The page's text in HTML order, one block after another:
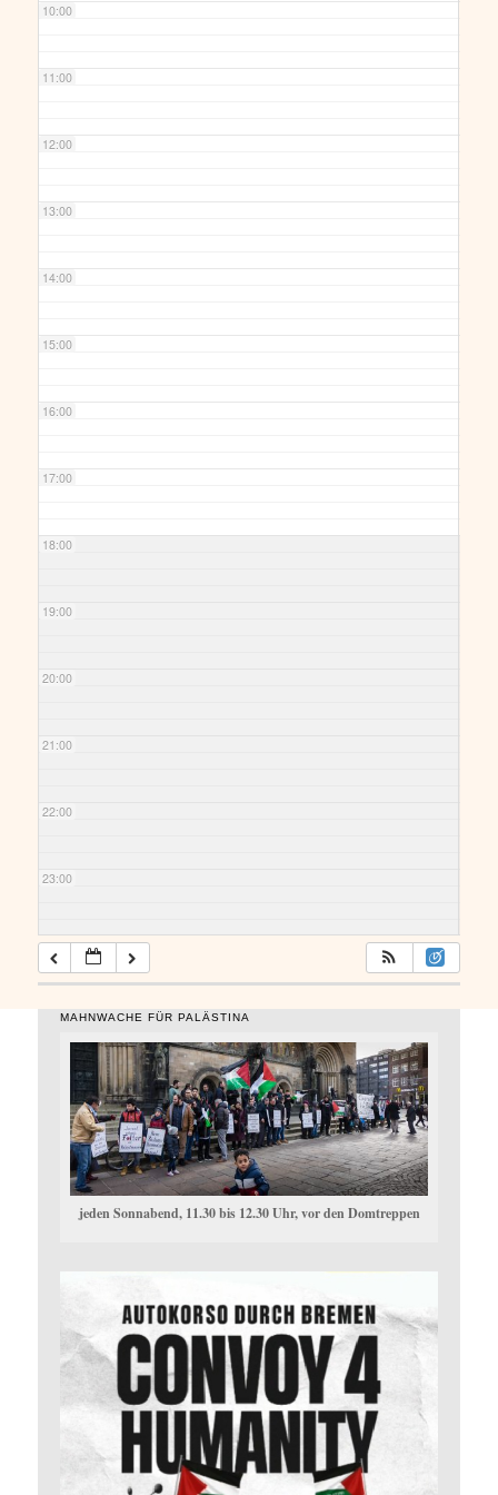
10:00
11:00
12:00
13:00
14:00
15:00
16:00
17:00
18:00
19:00
20:00
21:00
22:00
23:00
MAHNWACHE FÜR PALÄSTINA
jeden Sonnabend, 11.30 bis 12.30 Uhr, vor den Domtreppen